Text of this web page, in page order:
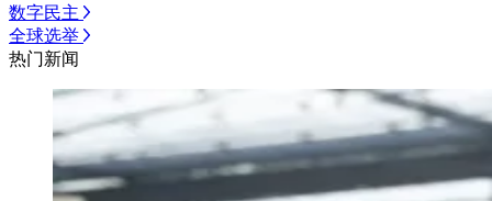
数字民主
全球选举
热门新闻